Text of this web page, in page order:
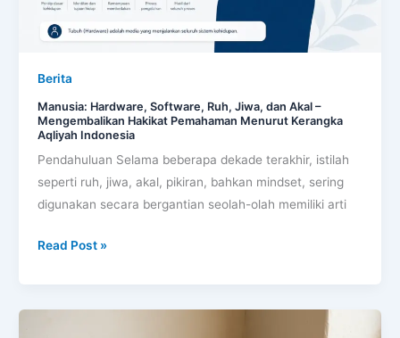
Berita
Manusia: Hardware, Software, Ruh, Jiwa, dan Akal –
Mengembalikan Hakikat Pemahaman Menurut Kerangka
Aqliyah Indonesia
Pendahuluan Selama beberapa dekade terakhir, istilah
seperti ruh, jiwa, akal, pikiran, bahkan mindset, sering
digunakan secara bergantian seolah-olah memiliki arti
Hakikat
Pemahaman
Kerangka
Aqliyah
Indonesia
Read Post »